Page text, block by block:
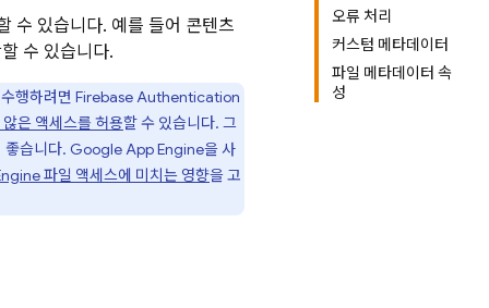
오류 처리
커스텀 메타데이터
파일 메타데이터 속
성
수 있습니다. 예를 들어 콘텐츠
수 있습니다.
행하려면 Firebase Authentication
은 액세스를 허용할 수 있습니다. 그
좋습니다. GoogleApp Engine을 사
파일 액세스에 미치는 영향을 고